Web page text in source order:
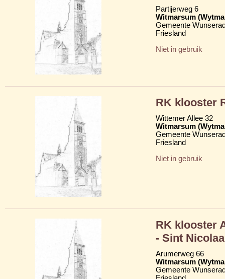
Partijerweg 6
Witmarsum
Gemeente
Friesland
Niet in gebruik
RK klooster
Wittemer Allee 32
Witmarsum
Gemeente
Friesland
Niet in gebruik
RK klooster
- Sint
Arumerweg 66
Witmarsum
Gemeente